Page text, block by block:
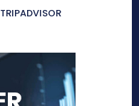
TRIPADVISOR